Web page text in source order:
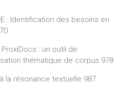
: Identification des besoins en
ProxiDocs : un outil de
thématique de corpus 978
la résonance textuelle 987